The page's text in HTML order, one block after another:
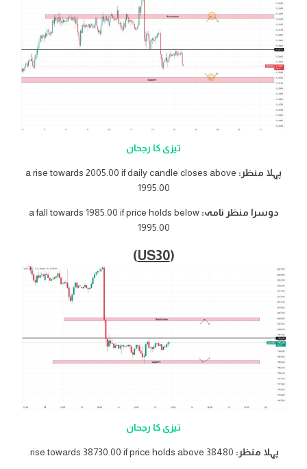
تیزی کا رجحان
پہلا منظر: a rise towards 2005.00 if daily candle closes above
1995.00
دوسرا منظر نامہ:a fall towards 1985.00 if price holds below
1995.00
(
US30
)
تیزی کا رجحان
پہلا منظر: rise towards 38730.00 if price holds above 38480.